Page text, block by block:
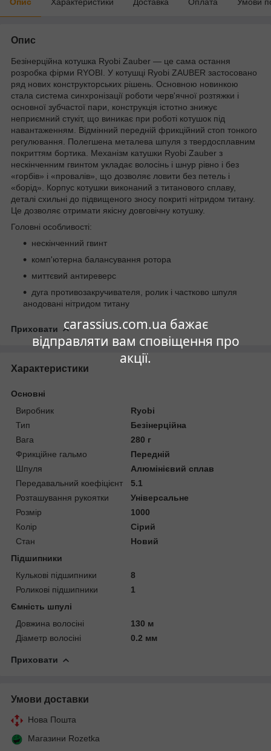
carassius.com.ua бажає
відправляти вам сповіщення про
акції.
Опис
Безінерційна котушка Ryobi Zauber ― це сама остання
розробка фірми RYOBI. У котушці Ryobi ZAUBER застосовано
ряд нових конструкторських рішень. Основною новинкою
стала система синхронізації роботи черв'ячної розтяжки і
основної зубчастої пари, конструкція істотно знижує
неприємний стукіт, що виникає при роботі котушок під
навантаженням. Відмінний передній фрикційний стоп тонкого
регулювання. Полегшена металева шпуля з твердосплавним
покриттям бортика. Механізм катушки Ryobi Zauber з
нескінченним гвинтом укладає волосінь і шнур рівно і без
«горбів» і «провалів», що дозволяє ловити без петель і
«борід». Корпус котушки виконаний з титанового сплаву,
деталі схильні до підвищеного зносу покриті нітридом титану.
Це дозволяє отримати якісну довговічну котушку.
Головні особливості:
нескінченний гвинт
комп'ютерна балансування ротора
миттєвий антиреверс
дуга противозакручивателя, ролик і частково шпуля
анодовані нітридом титану
Приховати
Характеристики
Основні
Виробник
Ryobi
Тип
Безінерційна
Вага
280 г
Фрикційне гальмо
Передній
Шпуля
Алюмінієвий сплав
Передавальний коефіцієнт
5.1
Розташування рукоятки
Універсальне
Розмір
1000
Колір
Сірий
Стан
Новий
Підшипники
Кулькові підшипники
8
Роликові підшипники
1
Ємність шпулі
Довжина волосіні
130 м
Діаметр волосіні
0.2 мм
Приховати
Умови доставки
Нова Пошта
Магазини Rozetka